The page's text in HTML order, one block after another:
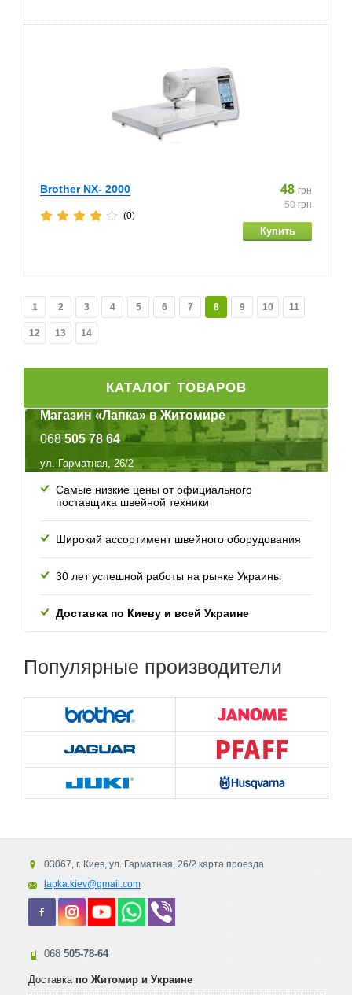
Brother NX- 2000 48 грн
50грн
(0)
1 2 3 4 5 6 7 8 9 10 11
12 13 14
КАТАЛОГ ТОВАРОВ
Магазин «Лапка» в Житомире
068 505 78 64
ул. Гарматная, 26/2
Самые низкие цены от официального
поставщика швейной техники
Широкий ассортимент швейного оборудования
30 лет успешной работы на рынке Украины
Доставка по Киеву и всей Украине
Популярные производители
03067, г. Киев, ул. Гарматная, 26/2 карта проезда
lapka.kiev@gmail.com
068 505-78-64
Доставка по Житомир и Украине